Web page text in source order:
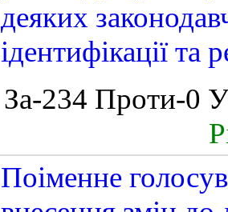
деяких
ідентифікації
За-234 Проти-0
Поіменне